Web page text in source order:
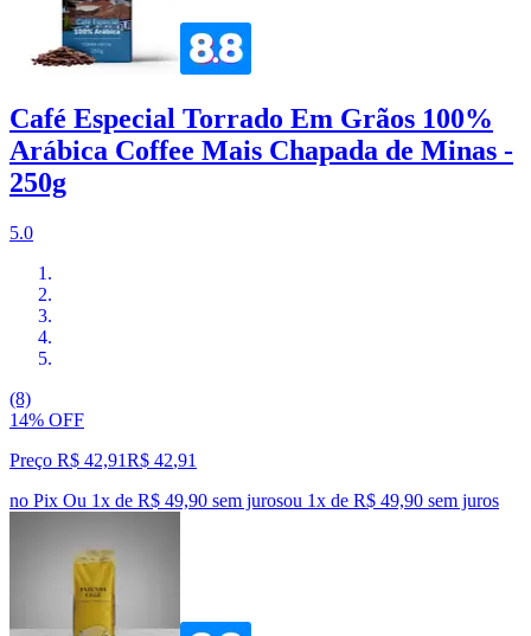
Café Especial Torrado Em Grãos 100%
Arábica Coffee Mais Chapada de Minas -
250g
5.0
(8)
14% OFF
Preço R$ 42,91R$ 42,91
no Pix Ou 1x de R$ 49,90 sem jurosou 1x de R$ 49,90 sem juros